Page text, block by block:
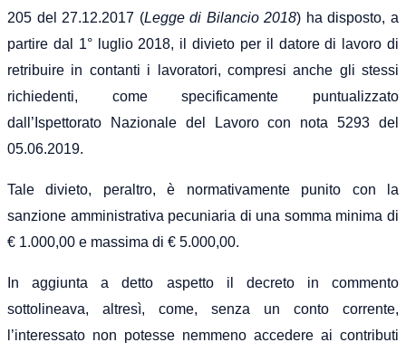
205 del 27.12.2017 (Legge di Bilancio 2018) ha disposto, a
partire dal 1° luglio 2018, il divieto per il datore di lavoro di
retribuire in contanti i lavoratori, compresi anche gli stessi
richiedenti, come specificamente puntualizzato
dall’Ispettorato Nazionale del Lavoro con nota 5293 del
05.06.2019.
Tale divieto, peraltro, è normativamente punito con la
sanzione amministrativa pecuniaria di una somma minima di
€ 1.000,00 e massima di € 5.000,00.
In aggiunta a detto aspetto il decreto in commento
sottolineava, altresì, come, senza un conto corrente,
l’interessato non potesse nemmeno accedere ai contributi